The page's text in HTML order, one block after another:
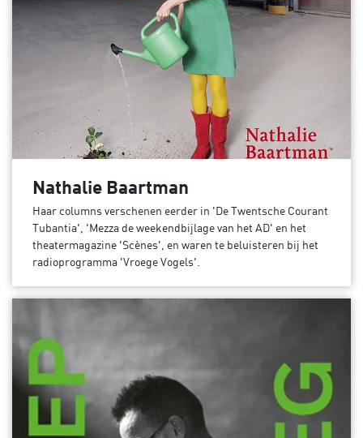
Nathalie Baartman
Haar columns verschenen eerder in 'De Twentsche Courant
Tubantia', 'Mezza de weekendbijlage van het AD' en het
theatermagazine 'Scènes', en waren te beluisteren bij het
radioprogramma 'Vroege Vogels'.